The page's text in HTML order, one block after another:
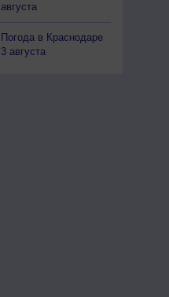
августа
Погода в Краснодаре
3 августа